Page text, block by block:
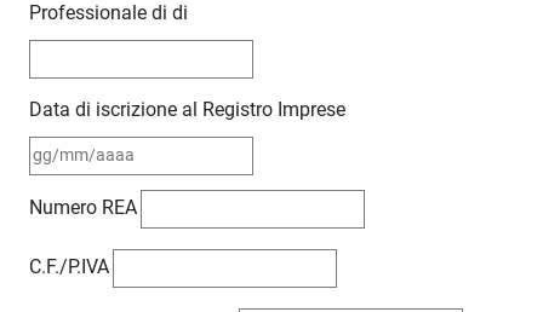
Professionale di di
Data di iscrizione al Registro Imprese
Numero REA
C.F./P.IVA